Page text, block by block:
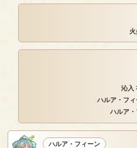
沁入
ハルア・フィ
ハルア・
ハルア・フィーン